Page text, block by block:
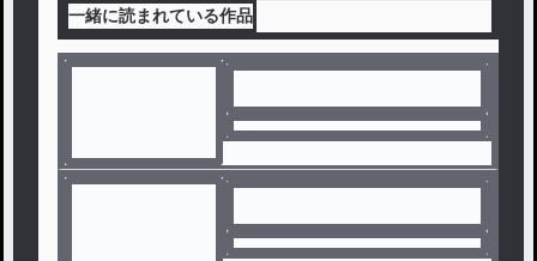
一緒に読まれている作品